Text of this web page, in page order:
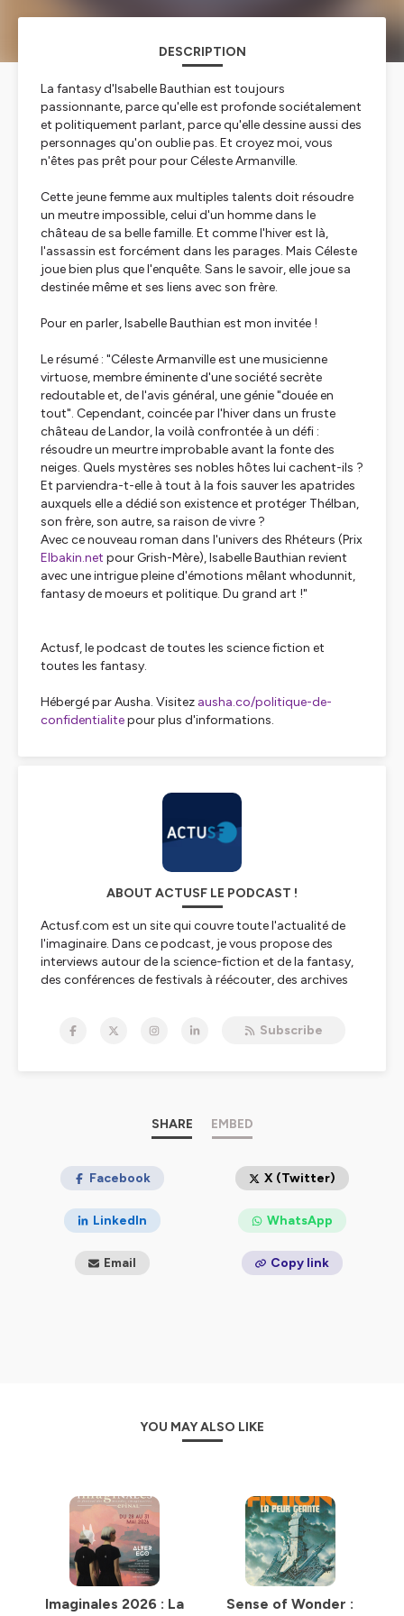
DESCRIPTION
La fantasy d'Isabelle Bauthian est toujours
passionnante, parce qu'elle est profonde sociétalement
et politiquement parlant, parce qu'elle dessine aussi des
personnages qu'on oublie pas. Et croyez moi, vous
n'êtes pas prêt pour pour Céleste Armanville.
Cette jeune femme aux multiples talents doit résoudre
un meutre impossible, celui d'un homme dans le
château de sa belle famille. Et comme l'hiver est là,
l'assassin est forcément dans les parages. Mais Céleste
joue bien plus que l'enquête. Sans le savoir, elle joue sa
destinée même et ses liens avec son frère.
Pour en parler, Isabelle Bauthian est mon invitée !
Le résumé : "Céleste Armanville est une musicienne
virtuose, membre éminente d'une société secrète
redoutable et, de l'avis général, une génie "douée en
tout". Cependant, coincée par l'hiver dans un fruste
château de Landor, la voilà confrontée à un défi :
résoudre un meurtre improbable avant la fonte des
neiges. Quels mystères ses nobles hôtes lui cachent-ils ?
Et parviendra-t-elle à tout à la fois sauver les apatrides
auxquels elle a dédié son existence et protéger Thélban,
son frère, son autre, sa raison de vivre ?
Avec ce nouveau roman dans l'univers des Rhéteurs (Prix
Elbakin.net pour Grish-Mère), Isabelle Bauthian revient
avec une intrigue pleine d'émotions mêlant whodunnit,
fantasy de moeurs et politique. Du grand art !"
Actusf, le podcast de toutes les science fiction et
toutes les fantasy.
Hébergé par Ausha. Visitez ausha.co/politique-de-
confidentialitepour plus d'informations.
ABOUT ACTUSF LE PODCAST !
Actusf.com est un site qui couvre toute l'actualité de
l'imaginaire. Dans ce podcast, je vous propose des
interviews autour de la science-fiction et de la fantasy,
des conférences de festivals à réécouter, des archives
Bellagamba !
Le podcast Actusf, c'est un podcast qui se veut vivant
et positif, pour toutes les science fiction et les fantasy,
confidentialite
pour plus d'informations.
Subscribe
SHARE EMBED
Facebook X (Twitter)
LinkedIn WhatsApp
Email Copy link
YOU MAY ALSO LIKE
Imaginales 2026 : La
Sense of Wonder :